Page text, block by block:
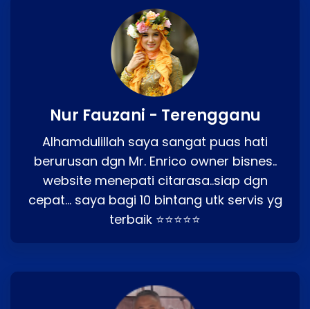
Nur Fauzani - Terengganu
Alhamdulillah saya sangat puas hati
berurusan dgn Mr. Enrico owner bisnes..
website menepati citarasa..siap dgn
cepat… saya bagi 10 bintang utk servis yg
terbaik ⭐⭐⭐⭐⭐